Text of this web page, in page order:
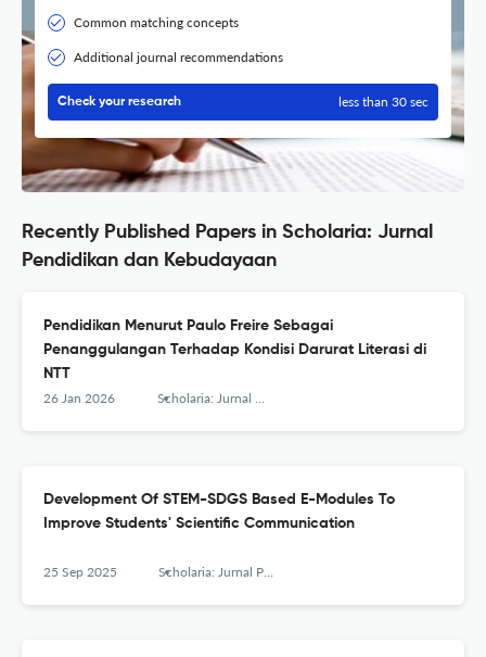
Common matching concepts
Additional journal recommendations
Check your research less than 30 sec
Recently Published Papers in Scholaria: Jurnal
Pendidikan dan Kebudayaan
Pendidikan Menurut Paulo Freire Sebagai
Penanggulangan Terhadap Kondisi Darurat Literasi di
NTT
26 Jan 2026 Scholaria: Jurnal Pendidikan dan Kebudayaan
Development Of STEM-SDGS Based E-Modules To
Improve Students' Scientific Communication
25 Sep 2025 Scholaria: Jurnal Pendidikan dan Kebudayaan